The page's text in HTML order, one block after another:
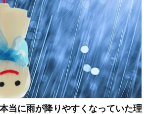
当に雨が降りやすくなっていた理